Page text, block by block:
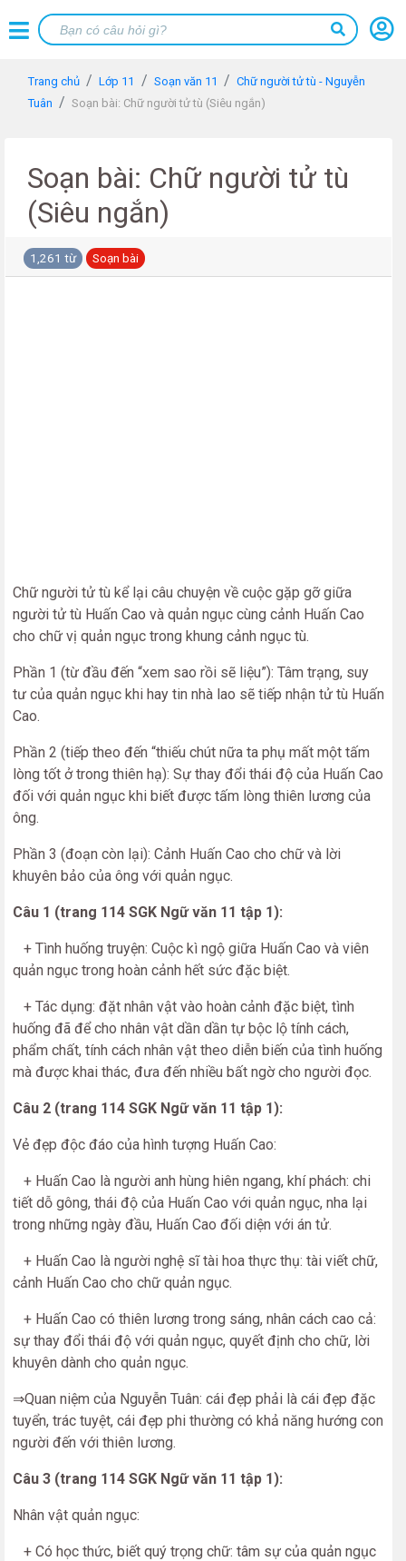
Trang chủ Lớp 11 Soạn văn 11
Chữ người tử tù - Nguyễn
Tuân
Soạn bài: Chữ người tử tù (Siêu ngắn)
Soạn bài: Chữ người tử tù
(Siêu ngắn)
1,261 từ Soạn bài
Chữ người tử tù kể lại câu chuyện về cuộc gặp gỡ giữa
người tử tù Huấn Cao và quản ngục cùng cảnh Huấn Cao
cho chữ vị quản ngục trong khung cảnh ngục tù.
Phần 1 (từ đầu đến “xem sao rồi sẽ liệu”): Tâm trạng, suy
tư của quản ngục khi hay tin nhà lao sẽ tiếp nhận tử tù Huấn
Cao.
Phần 2 (tiếp theo đến “thiếu chút nữa ta phụ mất một tấm
lòng tốt ở trong thiên hạ): Sự thay đổi thái độ của Huấn Cao
đối với quản ngục khi biết được tấm lòng thiên lương của
ông.
Phần 3 (đoạn còn lại): Cảnh Huấn Cao cho chữ và lời
khuyên bảo của ông với quản ngục.
Câu 1 (trang 114 SGK Ngữ văn 11 tập 1):
+ Tình huống truyện: Cuộc kì ngộ giữa Huấn Cao và viên
quản ngục trong hoàn cảnh hết sức đặc biệt.
+ Tác dụng: đặt nhân vật vào hoàn cảnh đặc biệt, tình
huống đã để cho nhân vật dần dần tự bộc lộ tính cách,
phẩm chất, tính cách nhân vật theo diễn biến của tình huống
mà được khai thác, đưa đến nhiều bất ngờ cho người đọc.
Câu 2 (trang 114 SGK Ngữ văn 11 tập 1):
Vẻ đẹp độc đáo của hình tượng Huấn Cao:
+ Huấn Cao là người anh hùng hiên ngang, khí phách: chi
tiết dỗ gông, thái độ của Huấn Cao với quản ngục, nha lại
trong những ngày đầu, Huấn Cao đối diện với án tử.
+ Huấn Cao là người nghệ sĩ tài hoa thực thụ: tài viết chữ,
cảnh Huấn Cao cho chữ quản ngục.
+ Huấn Cao có thiên lương trong sáng, nhân cách cao cả:
sự thay đổi thái độ với quản ngục, quyết định cho chữ, lời
khuyên dành cho quản ngục.
⇒Quan niệm của Nguyễn Tuân: cái đẹp phải là cái đẹp đặc
tuyển, trác tuyệt, cái đẹp phi thường có khả năng hướng con
người đến với thiên lương.
Câu 3 (trang 114 SGK Ngữ văn 11 tập 1):
Nhân vật quản ngục:
+ Có học thức, biết quý trọng chữ: tâm sự của quản ngục